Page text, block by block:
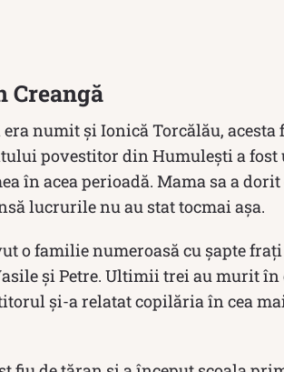
Creangă
numit și Ionică Torcălău,
povestitor din Humulești a
în acea perioadă. Mama sa a
lucrurile nu au stat tocmai așa.
o familie numeroasă cu şapte
şi Petre. Ultimii trei au murit
și-a relatat copilăria în cea